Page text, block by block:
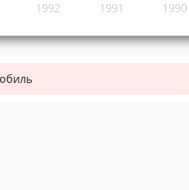
1992 1991 1990